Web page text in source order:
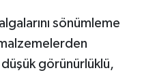
sönümleme
görünürlüklü,